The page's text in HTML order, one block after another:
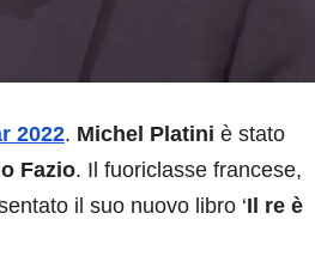
2022. Michel Platini è stato
Fazio. Il fuoriclasse francese,
il suo nuovo libro ‘Il re è